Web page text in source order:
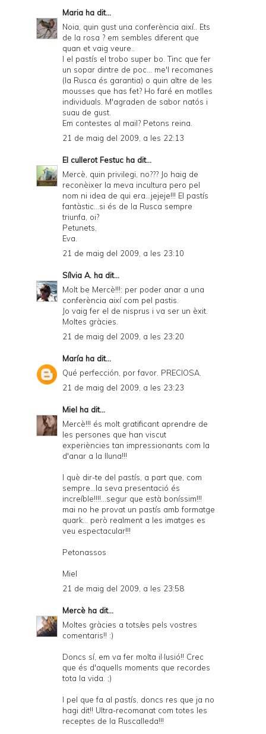
Maria ha dit...
Noia, quin gust una conferència així.. Ets
de la rosa ? em sembles diferent que
quan et vaig veure..
I el pastís el trobo super bo. Tinc que fer
un sopar dintre de poc... me'l recomanes
(la Rusca és garantia) o quin altre de les
mousses que has fet? Ho faré en motlles
individuals. M'agraden de sabor natós i
suau de gust.
Em contestes al mail? Petons reina.
21 de maig del 2009, a les 22:13
El cullerot Festuc ha dit...
Mercè, quin privilegi, no??? Jo haig de
reconèixer la meva incultura pero pel
nom ni idea de qui era...jejeje!!! El pastís
fantàstic...si és de la Rusca sempre
triunfa, oi?
Petunets,
Eva.
21 de maig del 2009, a les 23:10
Sílvia A. ha dit...
Molt be Mercè!!!: per poder anar a una
conferència així com pel pastis.
Jo vaig fer el de nisprus i va ser un èxit.
Moltes gràcies.
21 de maig del 2009, a les 23:20
María ha dit...
Qué perfección, por favor. PRECIOSA.
21 de maig del 2009, a les 23:23
Miel ha dit...
Mercè!!! és molt gratificant aprendre de
les persones que han viscut
experiències tan impressionants com la
d'anar a la lluna!!!
I què dir-te del pastís, a part que, com
sempre...la seva presentació és
increíble!!!!...segur que està boníssim!!!
mai no he provat un pastís amb formatge
quark... però realment a les imatges es
veu espectacular!!!
Petonassos
Miel
21 de maig del 2009, a les 23:58
Mercè ha dit...
Moltes gràcies a tots/es pels vostres
comentaris!! :)
Doncs sí, em va fer molta il·lusió!! Crec
que és d'aquells moments que recordes
tota la vida. ;)
I pel que fa al pastís, doncs res que ja no
hagi dit!! Ultra-recomanat com totes les
receptes de la Ruscalleda!!!